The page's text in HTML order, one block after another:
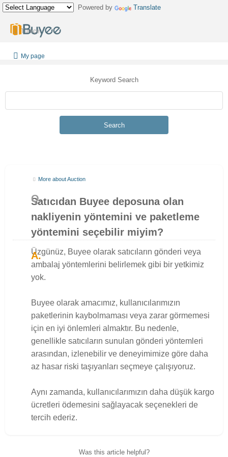
Powered by Translate
Türkçe
My page
Keyword Search
Search
More about Auction
Satıcıdan Buyee deposuna olan
nakliyenin yöntemini ve paketleme
yöntemini seçebilir miyim?
Üzgünüz, Buyee olarak satıcıların gönderi veya
ambalaj yöntemlerini belirlemek gibi bir yetkimiz
yok.
Buyee olarak amacımız, kullanıcılarımızın
paketlerinin kaybolmaması veya zarar görmemesi
için en iyi önlemleri almaktır. Bu nedenle,
genellikle satıcıların sunulan gönderi yöntemleri
arasından, izlenebilir ve deneyimimize göre daha
az hasar riski taşıyanları seçmeye çalışıyoruz.
Aynı zamanda, kullanıcılarımızın daha düşük kargo
ücretleri ödemesini sağlayacak seçenekleri de
tercih ederiz.
Was this article helpful?